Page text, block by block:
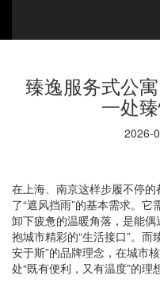
臻逸服务式公
一处
2026-
在上海、南京这样步履不停的
了“遮风挡雨”的基本需求。
卸下疲惫的温暖角落，是能
抱城市精彩的“生活接口”。而
安于斯”的品牌理念，在城市
处“既有便利，又有温度”的理